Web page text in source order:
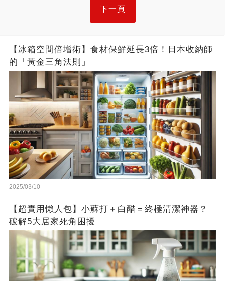
下一頁
【冰箱空間倍增術】食材保鮮延長3倍！日本收納師
的「黃金三角法則」
2025/03/10
【超實用懶人包】小蘇打＋白醋＝終極清潔神器？
破解5大居家死角困擾